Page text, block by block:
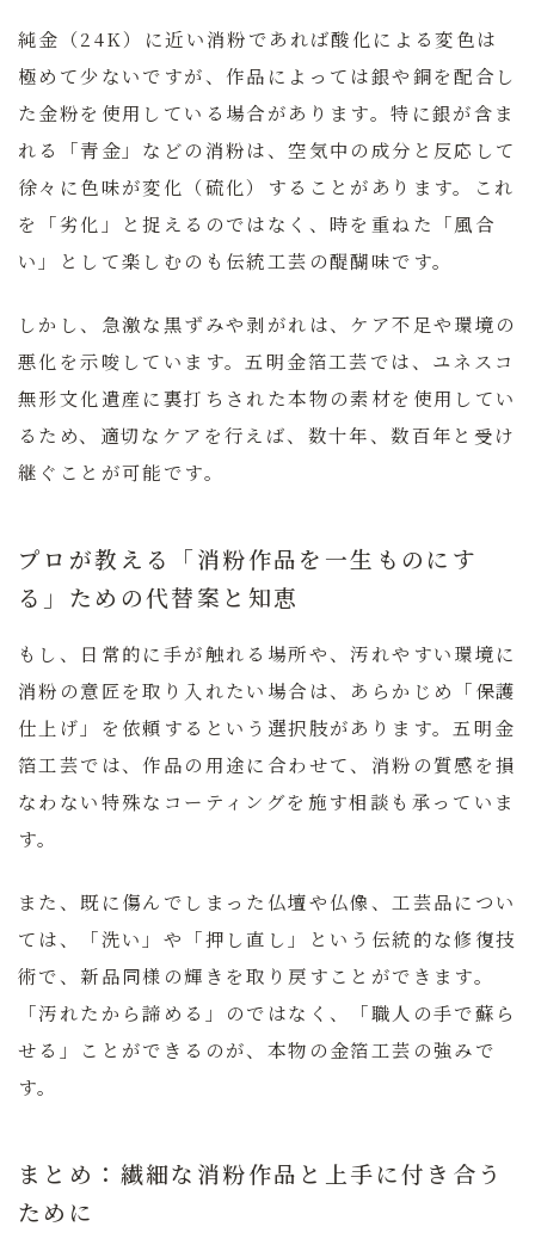
純金（24K）に近い消粉であれば酸化による変色は
極めて少ないですが、作品によっては銀や銅を配合し
た金粉を使用している場合があります。特に銀が含ま
れる「青金」などの消粉は、空気中の成分と反応して
徐々に色味が変化（硫化）することがあります。これ
を「劣化」と捉えるのではなく、時を重ねた「風合
い」として楽しむのも伝統工芸の醍醐味です。
しかし、急激な黒ずみや剥がれは、ケア不足や環境の
悪化を示唆しています。五明金箔工芸では、ユネスコ
無形文化遺産に裏打ちされた本物の素材を使用してい
るため、適切なケアを行えば、数十年、数百年と受け
継ぐことが可能です。
プロが教える「消粉作品を一生ものにす
る」ための代替案と知恵
もし、日常的に手が触れる場所や、汚れやすい環境に
消粉の意匠を取り入れたい場合は、あらかじめ「保護
仕上げ」を依頼するという選択肢があります。五明金
箔工芸では、作品の用途に合わせて、消粉の質感を損
なわない特殊なコーティングを施す相談も承っていま
す。
また、既に傷んでしまった仏壇や仏像、工芸品につい
ては、「洗い」や「押し直し」という伝統的な修復技
術で、新品同様の輝きを取り戻すことができます。
「汚れたから諦める」のではなく、「職人の手で蘇ら
せる」ことができるのが、本物の金箔工芸の強みで
す。
まとめ：繊細な消粉作品と上手に付き合う
ために